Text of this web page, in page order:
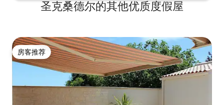
圣克桑德尔的其他优质度假屋
房客推荐
房客推荐